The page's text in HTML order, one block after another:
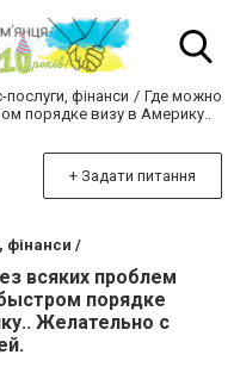
послуги, фінанси
Где можно
порядке визу в Америку..
+ Задати питання
фінанси /
всяких проблем
порядке
Желательно с